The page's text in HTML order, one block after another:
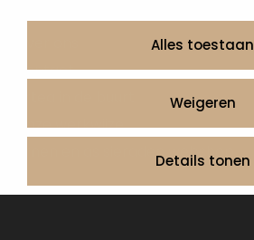
Alles toestaan
Weigeren
Details tonen
Informatie
Contact
Onze werkwijze
Urnen en as sieraden webshop
Volg ons op: